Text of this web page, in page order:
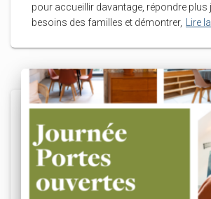
pour accueillir davantage, répondre plus
besoins des familles et démontrer,
Lire